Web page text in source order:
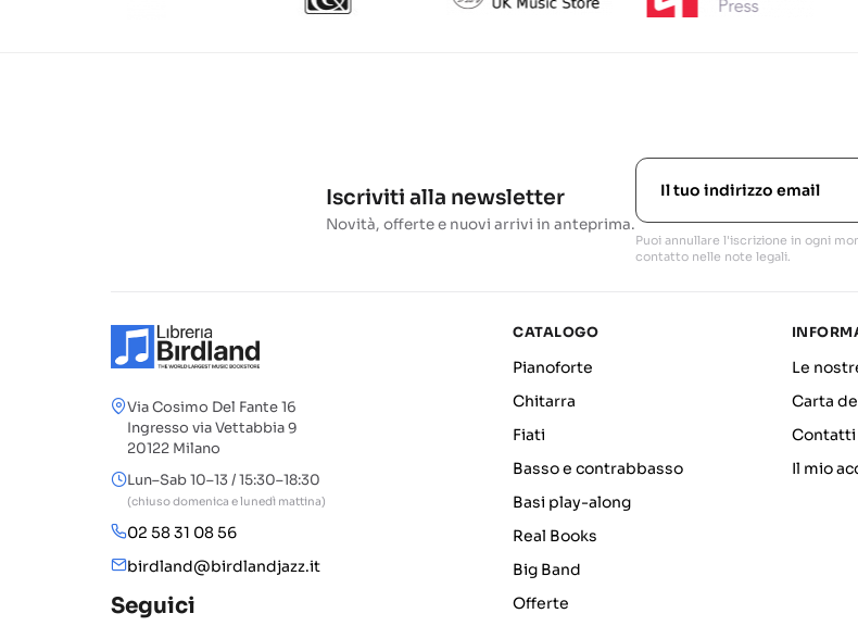
Iscriviti alla newsletter
Novità, offerte e nuovi arrivi in anteprima.
Puoi annullare l'iscrizione in ogni
contatto nelle note legali.
Via Cosimo Del Fante 16
Ingresso via Vettabbia 9
20122 Milano
Lun–Sab 10–13 / 15:30–18:30
(chiuso domenica e lunedì mattina)
02 58 31 08 56
birdland@birdlandjazz.it
Seguici
CATALOGO
Pianoforte
Chitarra
Fiati
Basso e contrabbasso
Basi play-along
Real Books
Big Band
Offerte
Le
Carta
Contatti
Il mio